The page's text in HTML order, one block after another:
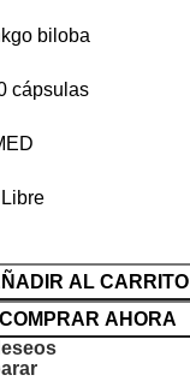
biloba
cápsulas
AL CARRITO
COMPRAR AHORA